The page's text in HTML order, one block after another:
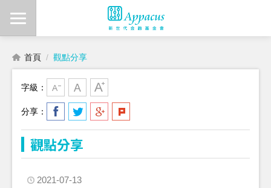
首頁 觀點分享
字級：
分享：
觀點分享
2021-07-13